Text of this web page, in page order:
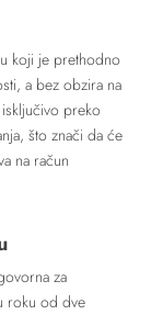
koji je prethodno
a bez obzira na
preko
što znači da će
na račun
za
roku od dve